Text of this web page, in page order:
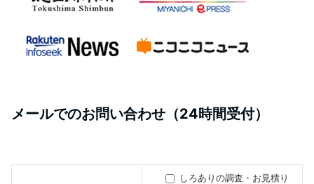
メールでのお問い合わせ（24時間受付）
しろありの調査・お見積り